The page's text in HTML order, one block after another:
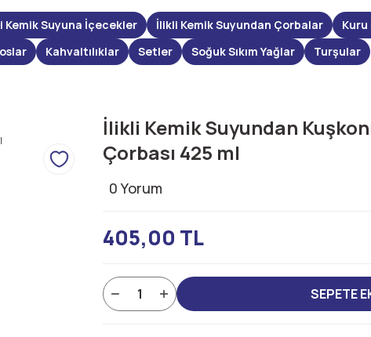
Kemik Suyuna İçecekler İlikli Kemik Suyundan Çorbalar Kuru
Kahvaltılıklar Setler Soğuk Sıkım Yağlar Turşular
İlikli Kemik Suyundan
Çorbası 425 ml
0 Yorum
405,00 TL
SEPETE